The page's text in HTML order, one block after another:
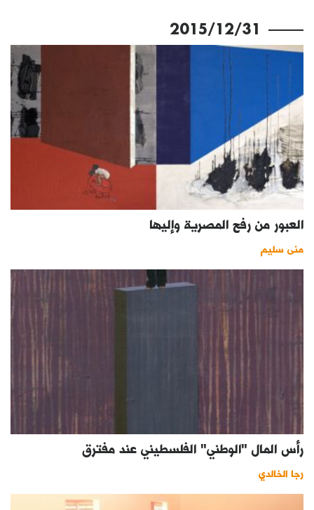
2015/12/31
العبور من رفح المصرية وإليها
منى سليم
رأس المال "الوطني" الفلسطيني عند مفترق
رجا الخالدي